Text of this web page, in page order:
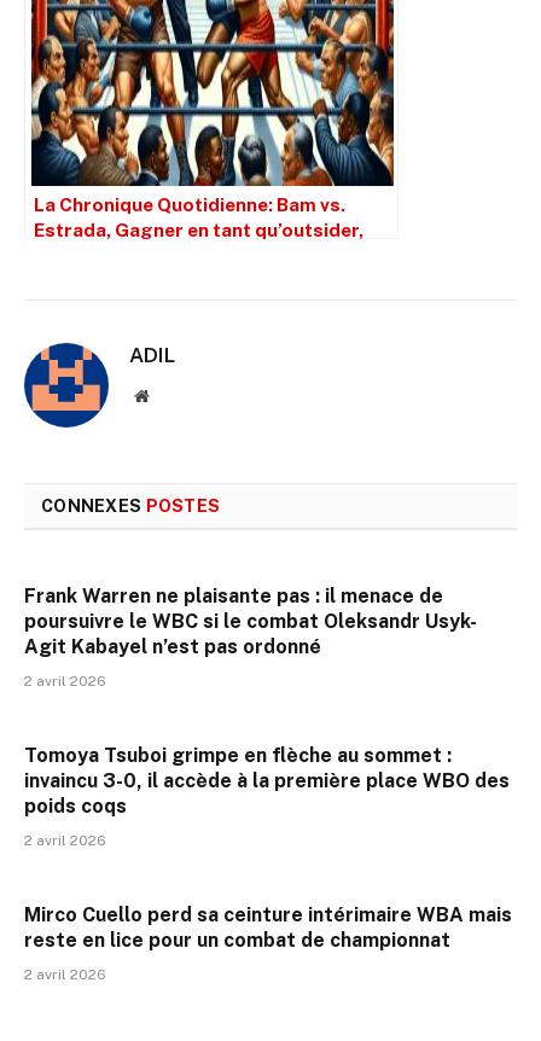
La Chronique Quotidienne: Bam vs.
Estrada, Gagner en tant qu’outsider,
ADIL
Site
CONNEXES POSTES
Frank Warren ne plaisante pas : il menace de
poursuivre le WBC si le combat Oleksandr Usyk-
Agit Kabayel n’est pas ordonné
2 avril 2026
Tomoya Tsuboi grimpe en flèche au sommet :
invaincu 3-0, il accède à la première place WBO des
poids coqs
2 avril 2026
Mirco Cuello perd sa ceinture intérimaire WBA mais
reste en lice pour un combat de championnat
2 avril 2026